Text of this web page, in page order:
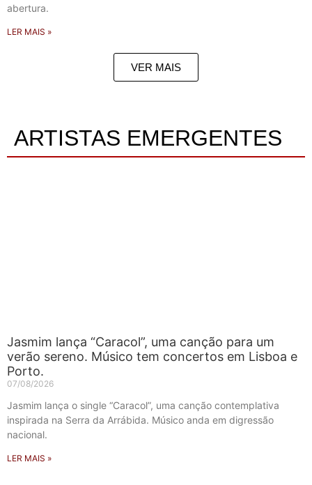
abertura.
LER MAIS »
VER MAIS
ARTISTAS EMERGENTES
Jasmim lança “Caracol”, uma canção para um
verão sereno. Músico tem concertos em Lisboa e
Porto.
07/08/2026
Jasmim lança o single “Caracol”, uma canção contemplativa
inspirada na Serra da Arrábida. Músico anda em digressão
nacional.
LER MAIS »